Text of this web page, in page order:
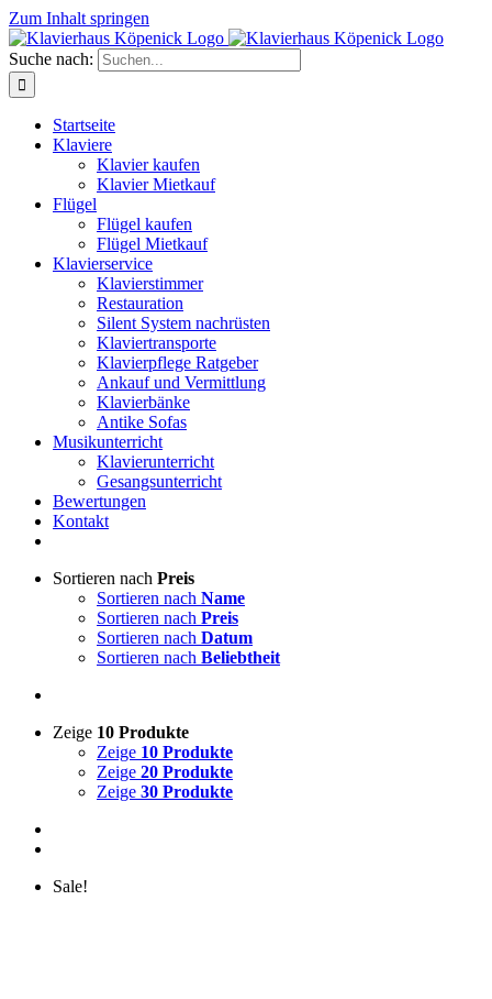
Zum Inhalt springen
Suche nach:
Startseite
Klaviere
Klavier kaufen
Klavier Mietkauf
Flügel
Flügel kaufen
Flügel Mietkauf
Klavierservice
Klavierstimmer
Restauration
Silent System nachrüsten
Klaviertransporte
Klavierpflege Ratgeber
Ankauf und Vermittlung
Klavierbänke
Antike Sofas
Musikunterricht
Klavierunterricht
Gesangsunterricht
Bewertungen
Kontakt
Sortieren nach Preis
Sortieren nach Name
Sortieren nach Preis
Sortieren nach Datum
Sortieren nach Beliebtheit
Zeige 10 Produkte
Zeige 10 Produkte
Zeige 20 Produkte
Zeige 30 Produkte
Sale!